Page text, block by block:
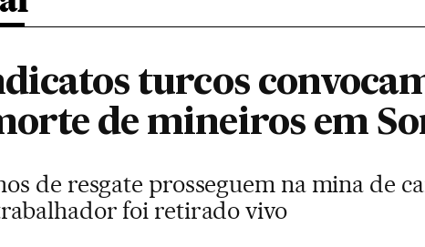
turcos
de mineiros em
de resgate prosseguem na mina de
foi retirado vivo